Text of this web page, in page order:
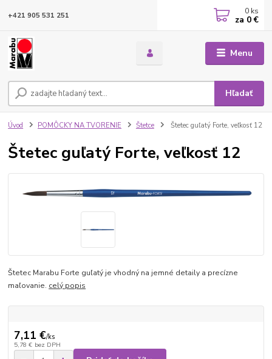
Menu
Hľadať
+421 905 531 251 0 ks
za 0 €
Úvod POMÔCKY NA TVORENIE Štetce Štetec guľatý Forte, veľkosť 12
Štetec guľatý Forte, veľkosť 12
Štetec Marabu Forte guľatý je vhodný na jemné detaily a precízne
maľovanie. celý popis
7,11 €/ks
5,78 € bez DPH